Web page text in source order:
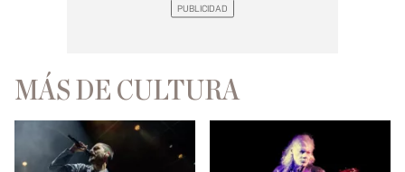
MÁS DE CULTURA